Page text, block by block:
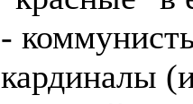
-
кардиналы